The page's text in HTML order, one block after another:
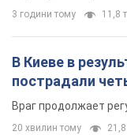
3 години тому 11,8
В Киеве в
пострадали
Враг продолжает
20 хвилин тому 21,8